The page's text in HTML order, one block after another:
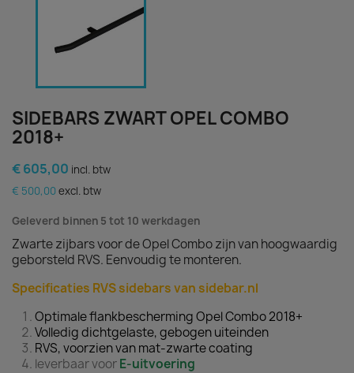
SIDEBARS ZWART OPEL COMBO
2018+
€ 605,00 incl. btw
€ 500,00 excl. btw
Geleverd binnen 5 tot 10 werkdagen
Zwarte zijbars voor de Opel Combo zijn van hoogwaardig
geborsteld RVS. Eenvoudig te monteren.
Specificaties RVS sidebars van sidebar.nl
Optimale flankbescherming Opel Combo 2018+
Volledig dichtgelaste, gebogen uiteinden
RVS, voorzien van mat-zwarte coating
leverbaar voorE-uitvoering